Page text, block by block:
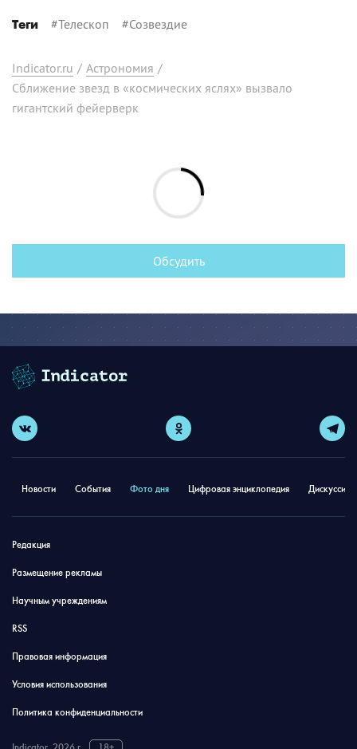
Теги #Телескоп #Созвездие
Indicator.ru / Астрономия /
Сближение звезд в «космических яслях» вызвало
гигантский фейерверк
Обсудить
Новости События Фото дня Цифровая энциклопедия
Редакция
Размещение рекламы
Научным учреждениям
RSS
Правовая информация
Условия использования
Политика конфиденциальности